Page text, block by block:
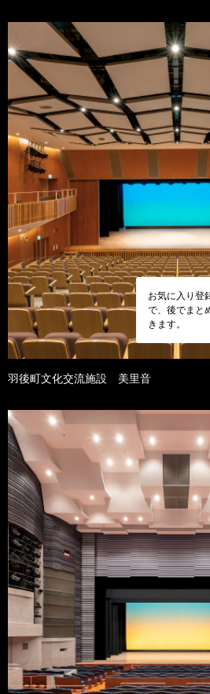
お気に入り登
で、後でまと
きます。
羽後町文化交流施設 美里音